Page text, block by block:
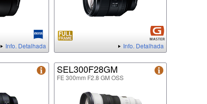
Info. Detalhada Info. Detalhada
SEL300F28GM
FE 300mm F2.8 GM OSS